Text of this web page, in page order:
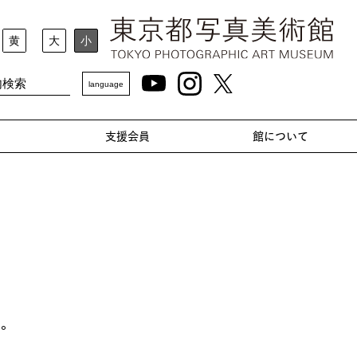
黄 大 小
language
支援会員 館について